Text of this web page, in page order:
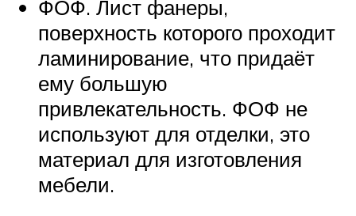
ФОФ. Лист фанеры,
поверхность которого проходит
ламинирование, что придаёт
ему большую
привлекательность. ФОФ не
используют для отделки, это
материал для изготовления
мебели.